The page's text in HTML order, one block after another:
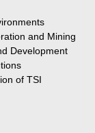
and Mining
Development
of TSI